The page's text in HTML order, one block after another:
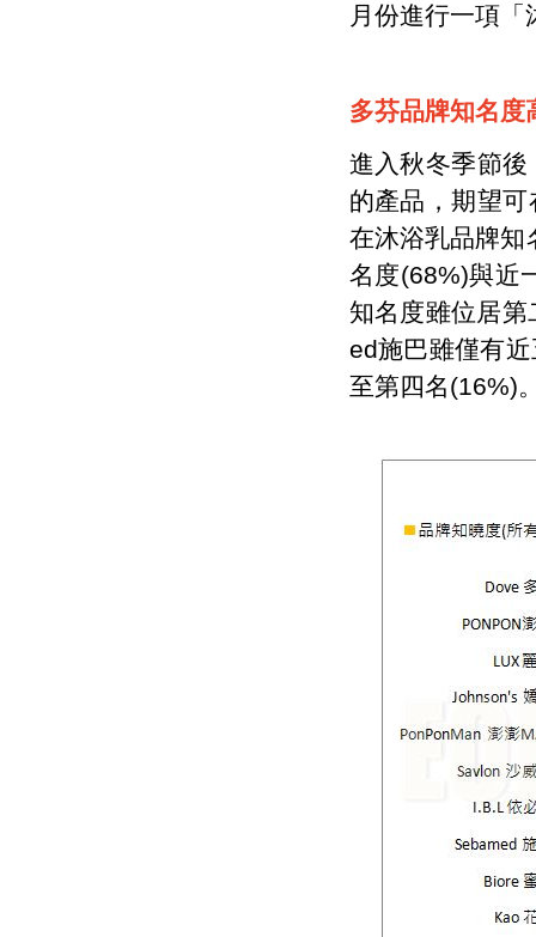
月份進行一項
多芬品牌知名度
進入秋冬季節
的產品，期望
在沐浴乳品牌知
名度(68%)與近
知名度雖位居
ed施巴雖僅有
至第四名(16%)